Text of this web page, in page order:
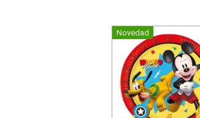
Novedad